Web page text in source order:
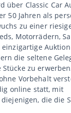
über Classic Car
50 Jahren als
zu einer
Motorrädern,
die seltene
zu
Vorbehalt
online statt, mit
die die